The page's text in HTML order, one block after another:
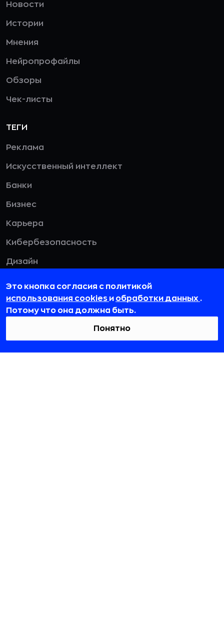
Новости
Истории
Мнения
Нейропрофайлы
Обзоры
Чек-листы
ТЕГИ
Реклама
Искусственный интеллект
Банки
Бизнес
Карьера
Кибербезопасность
Дизайн
Смотреть все
Это кнопка согласия с политикой
использования cookies и обработки данных .
Потому что она должна быть.
Понятно